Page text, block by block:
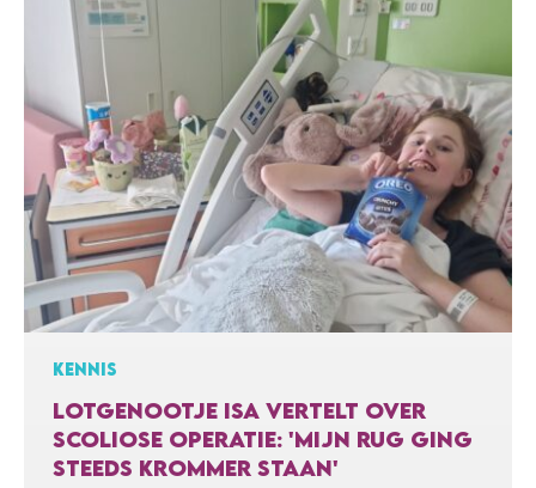
extra…
KENNIS
LOTGENOOTJE ISA VERTELT OVER
SCOLIOSE OPERATIE: 'MIJN RUG GING
STEEDS KROMMER STAAN'